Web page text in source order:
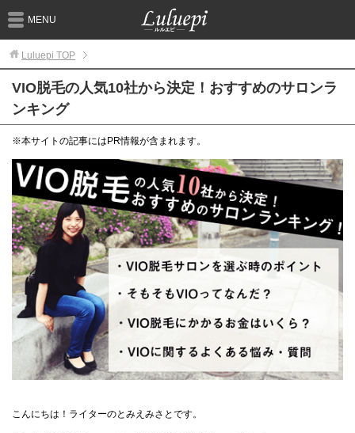
MENU
Luluepi TOP
VIO脱毛の人気10社から決定！おすすめのサロンラ
ンキング
※本サイトの記事にはPR情報が含まれます。
こんにちは！ライターのとみえみさとです。